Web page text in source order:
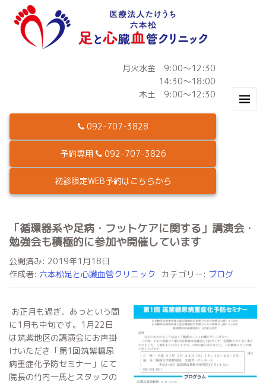
月火水金 9:00～12:30
14:30～18:00
木土 9:00～12:30
092-707-3828
予約専用 092-707-3826
初診限定WEB予約はこちらから
「循環器系や足病・フットケアに関する」講演会・
勉強会も積極的に参加や開催しています
公開済み: 2019年1月18日
作成者: 六本松足と心臓血管クリニック カテゴリー: ブログ
お正月も過ぎ、あっという間
に1月も中旬です。1月22日
は筑紫地区の講演会にお声掛
けいただき「第1回筑紫糖尿
病重症化予防セミナー」にて
院長の竹内一馬とスタッフの